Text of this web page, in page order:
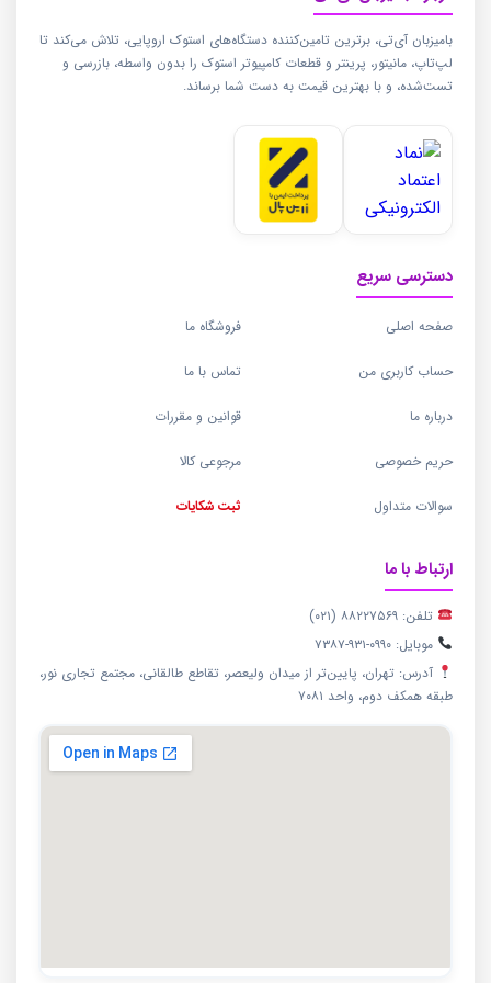
بامیزبان آی‌تی، برترین تامین‌کننده دستگاه‌های استوک اروپایی، تلاش می‌کند تا
لپ‌تاپ، مانیتور، پرینتر و قطعات کامپیوتر استوک را بدون واسطه، بازرسی و
تست‌شده، و با بهترین قیمت به دست شما برساند.
دسترسی سریع
صفحه اصلی فروشگاه ما
حساب کاربری من تماس با ما
درباره ما قوانین و مقررات
حریم خصوصی مرجوعی کالا
سوالات متداول ثبت شکایات
ارتباط با ما
تلفن: ۸۸۲۲۷۵۶۹ (۰۲۱)
موبایل: ۰۹۹۰-۹۳۱-۷۳۸۷
آدرس: تهران، پایین‌تر از میدان ولیعصر، تقاطع طالقانی، مجتمع تجاری نور،
طبقه همکف دوم، واحد ۷۰۸۱